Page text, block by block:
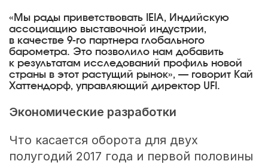
«Мы рады приветствовать IEIA, Индийскую
ассоциацию выставочной индустрии,
в качестве 9-гопартнера глобального
барометра. Это позволило нам добавить
к результатам исследований профиль новой
страны в этот растущий рынок», — говорит Кай
Хаттендорф, управляющий директор UFI.
Экономические разработки
Что касается оборота для двух
полугодий 2017 года и первой половины